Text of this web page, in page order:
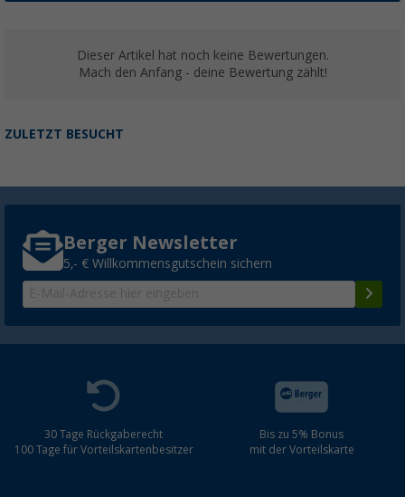
Dieser Artikel hat noch keine Bewertungen.
Mach den Anfang - deine Bewertung zählt!
ZULETZT BESUCHT
Berger Newsletter
5,- € Willkommensgutschein sichern
30 Tage Rückgaberecht
100 Tage für Vorteilskartenbesitzer
Bis zu 5% Bonus
mit der Vorteilskarte